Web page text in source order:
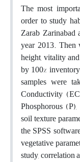
The most
order to study
Zarab
year 2013. Then
height, vitality
by 100%
samples were
Conductivity
Phosphorous
soil texture
the SPSS
vegetative
study, correlation